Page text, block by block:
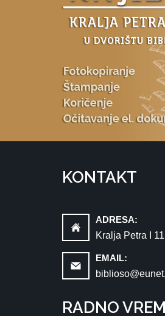
KONTAKT
ADRESA:
Kralja Petra I
EMAIL:
RADNO